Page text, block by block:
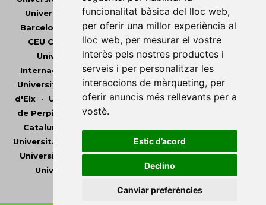
funcionalitat bàsica del lloc web,
per oferir una millor experiència al
lloc web, per mesurar el vostre
interès pels nostres productes i
serveis i per personalitzar les
interaccions de màrqueting, per
oferir anuncis més rellevants per a
vostè.
Estic d’acord
Declino
Canviar preferències
Universitat d'Andorra•Universitat Autònoma de
Barcelona
Universitat de Barcelona•Universitat
CEU Cardenal Herrera•Universitat de Girona
Universitat de les Illes Balears•Universitat
Internacional de Catalunya •Universitat Jaume I
Universitat de Lleida•Universitat Miguel Hernández
d'Elx• Universitat Oberta de Catalunya•Universitat
de Perpinyà Via Domitia
Catalunya
Universitat Pompeu Fabra
•Universitat Ramon Llull
Universitat Rovira i Virgili•Universitat de Sàsser•
Universitat de València
•Universitat de Vic -